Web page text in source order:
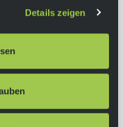
Details zeigen